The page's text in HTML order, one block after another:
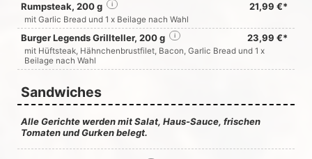
Rumpsteak, 200 g 21,99 €*
i
mit Garlic Bread und 1 x Beilage nach Wahl
Burger Legends Grillteller, 200 g 23,99 €*
i
mit Hüftsteak, Hähnchenbrustfilet, Bacon, Garlic Bread und 1 x
Beilage nach Wahl
Sandwiches
Alle Gerichte werden mit Salat, Haus-Sauce, frischen
Tomaten und Gurken belegt.